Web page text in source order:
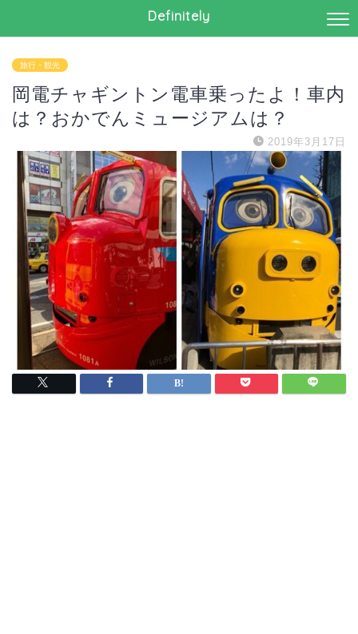
Definitely
旅行・観光
岡電チャギントン電車乗ったよ！車内
は？おかでんミュージアムは？
2019年3月17日